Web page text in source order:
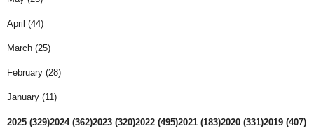
April (44)
March (25)
February (28)
January (11)
2025 (329)2024 (362)2023 (320)2022 (495)2021 (183)2020 (331)2019 (407)